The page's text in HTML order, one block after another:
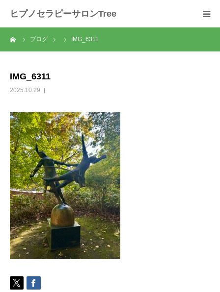
ヒプノセラピーサロンTree
ブログ IMG_6311
IMG_6311
2025.10.29
ホーム
セラピーの流れ
メニュー
料金
スクール
ご予約